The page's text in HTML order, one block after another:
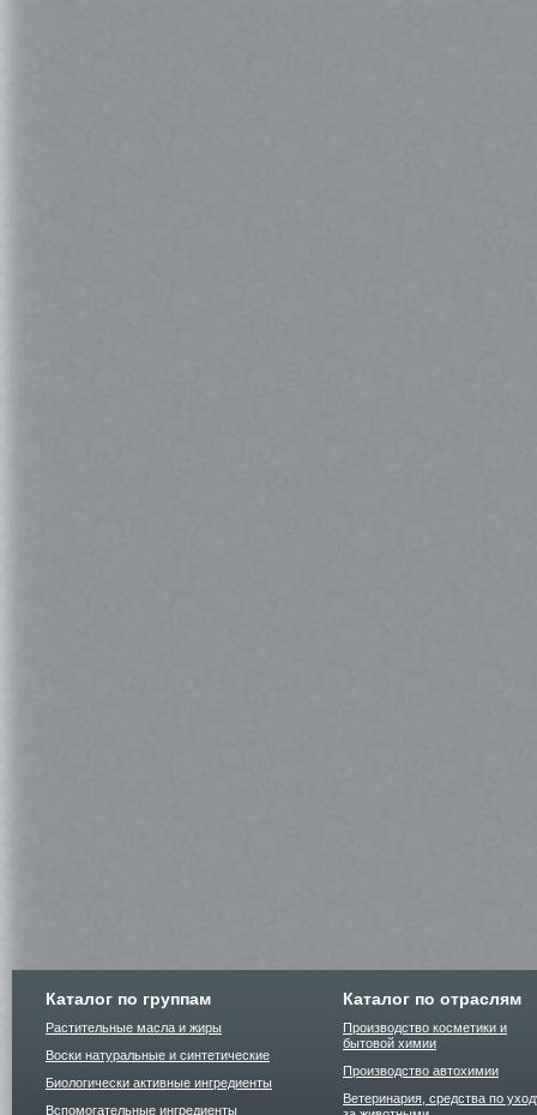
Каталог по группам
Растительные масла и жиры
Воски натуральные и синтетические
Биологически активные ингредиенты
Вспомогательные ингредиенты
Каталог по отраслям
Производство косметики и
бытовой химии
Производство автохимии
Ветеринария, средства по